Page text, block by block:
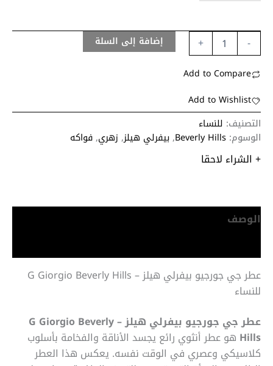
-
+
إضافة إلى السلة
Add to Compare
Add to Wishlist
التصنيف: للنساء
الوسوم: Beverly Hills
,بيفرلي هيلز, زهري,فواكه
+ الشراء لاحقا
الوصف
عطر جي جورجيو بيفرلي هيلز – G Giorgio Beverly Hills
للنساء
عطر جي جورجيو بيفرلي هيلز – G Giorgio Beverly
Hills هو عطر أنثوي رائع يجسد الأناقة والفخامة بأسلوب
كلاسيكي وعصري في الوقت نفسه. يعكس هذا العطر